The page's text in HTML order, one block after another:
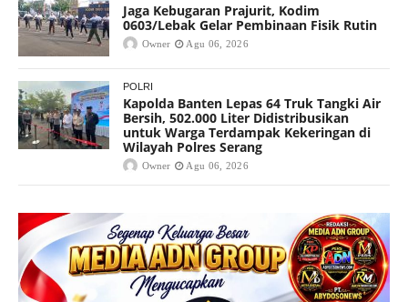
Jaga Kebugaran Prajurit, Kodim
0603/Lebak Gelar Pembinaan Fisik Rutin
Owner Agu 06, 2026
POLRI
Kapolda Banten Lepas 64 Truk Tangki Air
Bersih, 502.000 Liter Didistribusikan
untuk Warga Terdampak Kekeringan di
Wilayah Polres Serang
Owner Agu 06, 2026